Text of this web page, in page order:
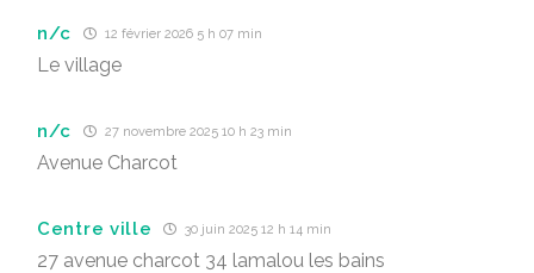
n/c 12 février 2026 5 h 07 min
Le village
n/c 27 novembre 2025 10 h 23 min
Avenue Charcot
Centre ville 30 juin 2025 12 h 14 min
27 avenue charcot 34 lamalou les bains